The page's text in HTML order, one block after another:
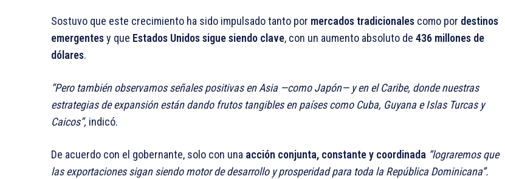
Sostuvo que este crecimiento ha sido impulsado tanto por mercados tradicionales como por destinos
emergentesy que Estados Unidos sigue siendo clave, con un aumento absoluto de 436 millones de
dólares.
“Pero también observamos señales positivas en Asia —como Japón— y en el Caribe, donde nuestras
estrategias de expansión están dando frutos tangibles en países como Cuba, Guyana e Islas Turcas y
Caicos”, indicó.
De acuerdo con el gobernante, solo con una acción conjunta, constante y coordinada “lograremos que
las exportaciones sigan siendo motor de desarrollo y prosperidad para toda la República Dominicana”.